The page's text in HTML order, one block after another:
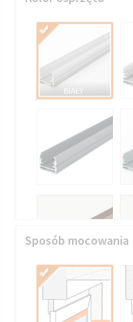
BIAŁY
Sposób mocowania